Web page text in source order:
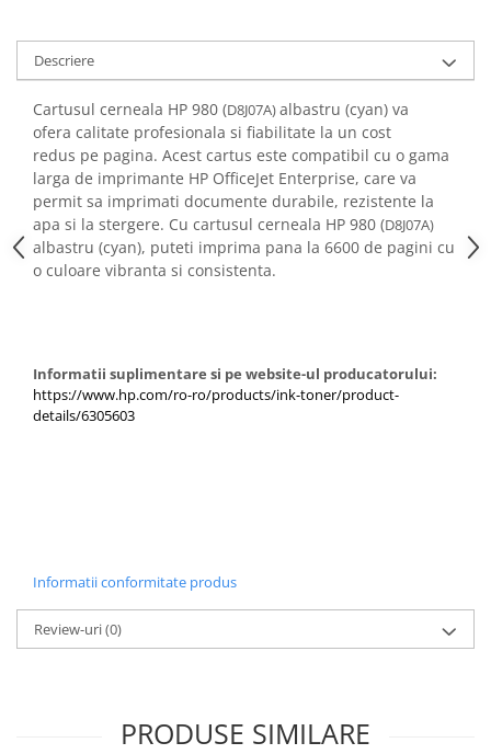
Accesorii Printing
Ribbon
Desktop PC
PC Office
PC Gaming
Workstation
All-in-One PC
Mini PC
Accesorii monitoare
Componente
SSD-uri interne
Hard disk-uri interne
Surse
Descriere
Cartusul cerneala HP 980 (D8J07A)albastru (cyan) va
ofera calitate profesionala si fiabilitate la un cost
redus pe pagina. Acest cartus este compatibil cu o gama
larga de imprimante HP OfficeJet Enterprise, care va
permit sa imprimati documente durabile, rezistente la
apa si la stergere. Cu cartusul cerneala HP 980 (D8J07A)
albastru (cyan), puteti imprima pana la 6600 de pagini cu
o culoare vibranta si consistenta.
Informatii suplimentare si pe website-ul producatorului:
https://www.hp.com/ro-ro/products/ink-toner/product-
details/6305603
Informatii conformitate produs
Review-uri(0)
PRODUSE SIMILARE